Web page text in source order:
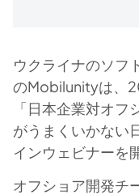
ウクライナのソフ
のMobilunityは、
「日本企業対オ
がうまくいかない
インウェビナーを
オフショア開発チ